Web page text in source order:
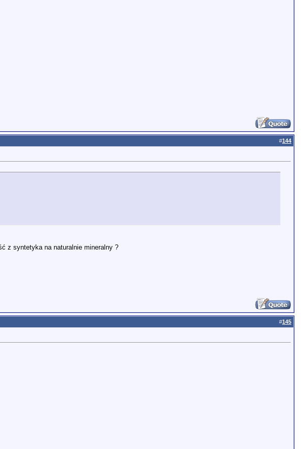
#144
z syntetyka na naturalnie mineralny ?
#145